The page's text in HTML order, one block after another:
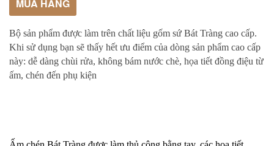
MUA HÀNG
Bộ sản phẩm được làm trên chất liệu gốm sứ Bát Tràng cao cấp.
Khi sử dụng bạn sẽ thấy hết ưu điểm của dòng sản phẩm cao cấp
này: dễ dàng chùi rửa, không bám nước chè, họa tiết đồng điệu từ
ấm, chén đến phụ kiện